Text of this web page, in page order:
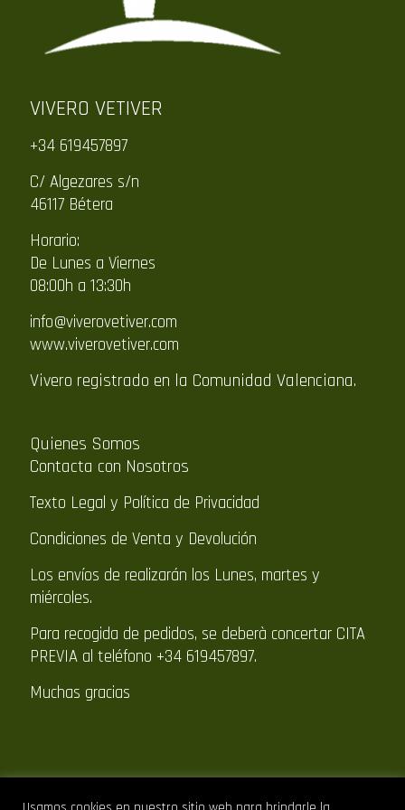
VIVERO VETIVER
+34 619457897
C/ Algezares s/n
46117 Bétera
Horario:
De Lunes a Viernes
08:00h a 13:30h
info@viverovetiver.com
www.viverovetiver.com
Vivero registrado en la Comunidad Valenciana.
Quienes Somos
Contacta con Nosotros
Texto Legal y Política de Privacidad
Condiciones de Venta y Devolución
Los envíos de realizarán los Lunes, martes y
miércoles.
Para recogida de pedidos, se deberà concertar CITA
PREVIA al teléfono +34 619457897.
Muchas gracias